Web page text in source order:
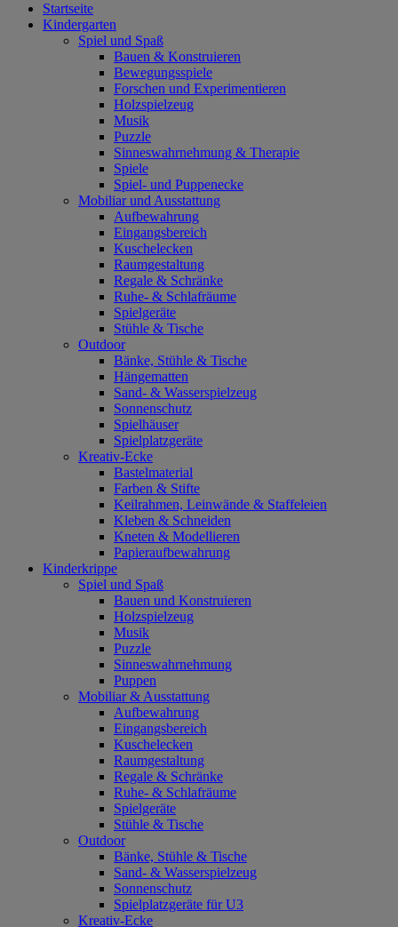
Startseite
Kindergarten
Spiel und Spaß
Bauen & Konstruieren
Bewegungsspiele
Forschen und Experimentieren
Holzspielzeug
Musik
Puzzle
Sinneswahrnehmung & Therapie
Spiele
Spiel- und Puppenecke
Mobiliar und Ausstattung
Aufbewahrung
Eingangsbereich
Kuschelecken
Raumgestaltung
Regale & Schränke
Ruhe- & Schlafräume
Spielgeräte
Stühle & Tische
Outdoor
Bänke, Stühle & Tische
Hängematten
Sand- & Wasserspielzeug
Sonnenschutz
Spielhäuser
Spielplatzgeräte
Kreativ-Ecke
Bastelmaterial
Farben & Stifte
Keilrahmen, Leinwände & Staffeleien
Kleben & Schneiden
Kneten & Modellieren
Papieraufbewahrung
Kinderkrippe
Spiel und Spaß
Bauen und Konstruieren
Holzspielzeug
Musik
Puzzle
Sinneswahrnehmung
Puppen
Mobiliar & Ausstattung
Aufbewahrung
Eingangsbereich
Kuschelecken
Raumgestaltung
Regale & Schränke
Ruhe- & Schlafräume
Spielgeräte
Stühle & Tische
Outdoor
Bänke, Stühle & Tische
Sand- & Wasserspielzeug
Sonnenschutz
Spielplatzgeräte für U3
Kreativ-Ecke